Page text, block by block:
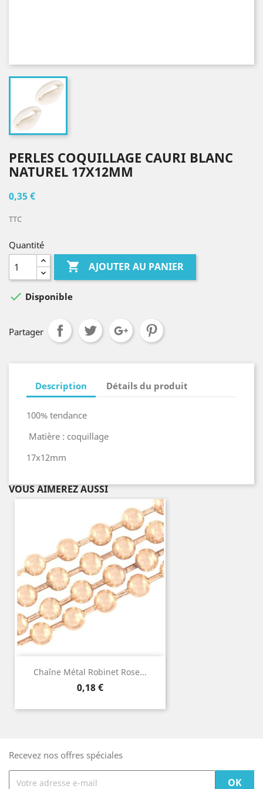
PERLES COQUILLAGE CAURI BLANC
NATUREL 17X12MM
0,35 €
TTC
Quantité
 AJOUTER AU PANIER
 Disponible
Partager
Description Détails du produit
100% tendance
Matière : coquillage
17x12mm
VOUS AIMEREZ AUSSI
Chaîne Métal Robinet Rose...
Prix
0,18 €
Recevez nos offres spéciales